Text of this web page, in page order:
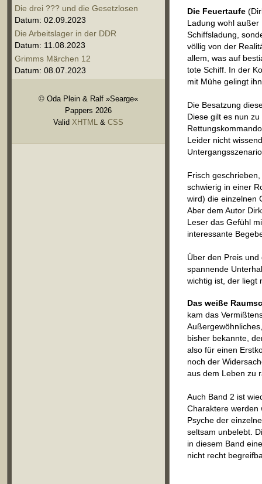
Die drei ??? und die Gesetzlosen
Datum: 02.09.2023
Die Arbeitslager in der DDR
Datum: 11.08.2023
Grimms Märchen 12
Datum: 08.07.2023
© Oda Plein & Ralf »Searge«
Pappers 2026
Valid XHTML & CSS
Die Feuertaufe
Ladung wohl außer
Schiffsladung,
völlig von der
allem, was auf
tote Schiff. In der
mit Mühe gelingt
Die Besatzung
Diese gilt es nun
Leider nicht
Frisch
schwierig in einer
wird) die einzelnen
Aber dem Autor
Leser das Gefühl
interessante
Über den Preis
spannende
wichtig ist, der liegt
Das weiße
kam das
bisher bekannte,
also für einen
noch der
aus dem Leben zu
Auch Band 2 ist
Charaktere werden
Psyche der
seltsam unbelebt.
in diesem Band
nicht recht